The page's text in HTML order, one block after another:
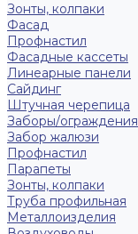
Зонты, колпаки
Фасад
Профнастил
Фасадные кассеты
Линеарные панели
Сайдинг
Штучная черепица
Заборы/ограждения
Забор жалюзи
Профнастил
Парапеты
Зонты, колпаки
Труба профильная
Металлоизделия